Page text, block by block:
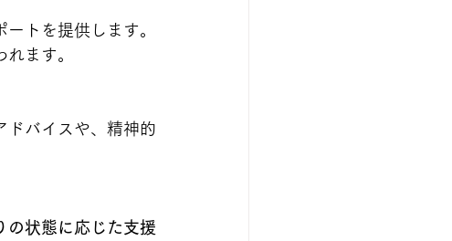
トを提供します。
ます。
ドバイスや、精神的
の状態に応じた支援